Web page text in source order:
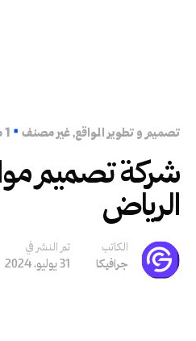
تصميم و تطوير المواقع غير مصنف 1 مدة القراءة
شركة تصميم
الرياض
الكاتب
جرافيكا
تم النشر في
31 يوليو، 2024